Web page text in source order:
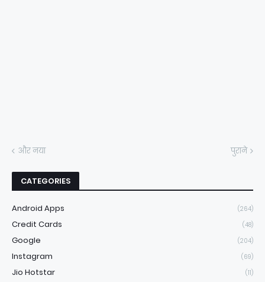
और नया पुराने
CATEGORIES
Android Apps (264)
Credit Cards (48)
Google (204)
Instagram (69)
Jio Hotstar (11)